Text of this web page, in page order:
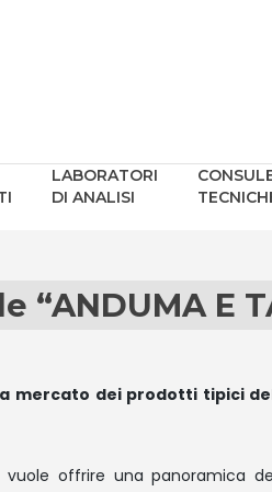
LABORATORI
DI ANALISI
“ANDUMA E
mercato dei prodotti tipici
vuole offrire una panoramica